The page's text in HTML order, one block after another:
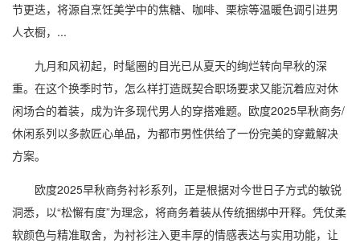
节更迭，将源自烹饪美学中的焦糖、咖啡、栗棕等温暖色调引进男
人衣橱，...
九月和风初起，时髦圈的目光已从夏天的绚烂转向早秋的深
重。在这个换季时节，怎么样打造既契合职场要求又能沉着应对休
闲场合的着装，成为许多现代男人的穿搭难题。欧度2025早秋商务/
休闲系列以多款匠心单品，为都市男性供给了一份完美的穿戴解决
方案。
欧度2025早秋商务衬衫系列，正是根据对今世日子方式的敏锐
洞悉，以“松懈有度”为理念，将商务着装从传统捆绑中开释。凭仗柔
软颜色与精准取舍，为衬衫注入更丰厚的情感表达与实用功能，让